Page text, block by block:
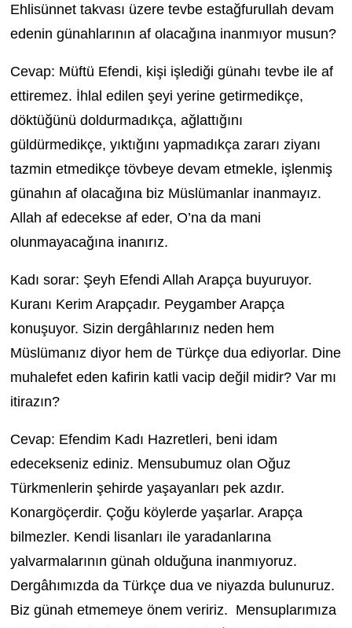
Ehlisünnet takvası üzere tevbe estağfurullah devam
edenin günahlarının af olacağına inanmıyor musun?
Cevap: Müftü Efendi, kişi işlediği günahı tevbe ile af
ettiremez. İhlal edilen şeyi yerine getirmedikçe,
döktüğünü doldurmadıkça, ağlattığını
güldürmedikçe, yıktığını yapmadıkça zararı ziyanı
tazmin etmedikçe tövbeye devam etmekle, işlenmiş
günahın af olacağına biz Müslümanlar inanmayız.
Allah af edecekse af eder, O’na da mani
olunmayacağına inanırız.
Kadı sorar: Şeyh Efendi Allah Arapça buyuruyor.
Kuranı Kerim Arapçadır. Peygamber Arapça
konuşuyor. Sizin dergâhlarınız neden hem
Müslümanız diyor hem de Türkçe dua ediyorlar. Dine
muhalefet eden kafirin katli vacip değil midir? Var mı
itirazın?
Cevap: Efendim Kadı Hazretleri, beni idam
edecekseniz ediniz. Mensubumuz olan Oğuz
Türkmenlerin şehirde yaşayanları pek azdır.
Konargöçerdir. Çoğu köylerde yaşarlar. Arapça
bilmezler. Kendi lisanları ile yaradanlarına
yalvarmalarının günah olduğuna inanmıyoruz.
Dergâhımızda da Türkçe dua ve niyazda bulunuruz.
Biz günah etmemeye önem veririz. Mensuplarımıza